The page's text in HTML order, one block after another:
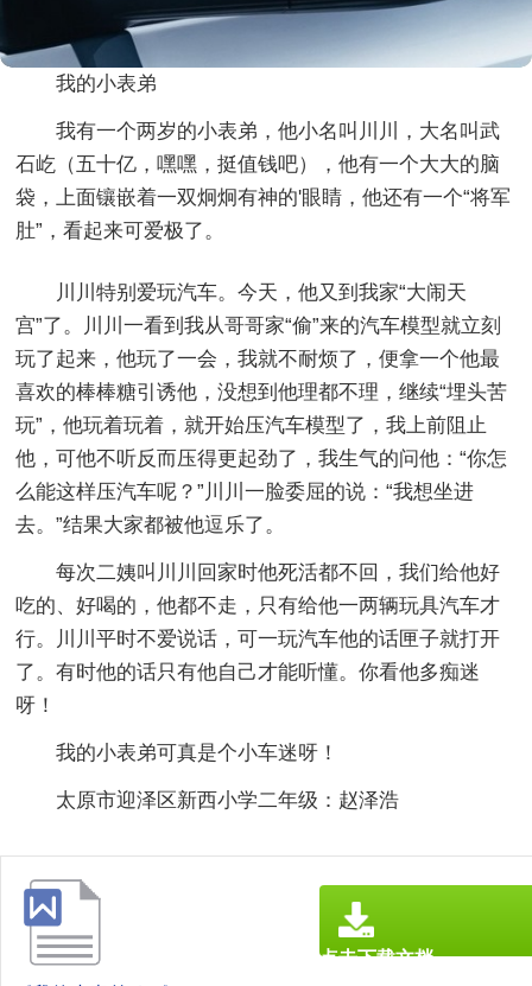
我的小表弟
我有一个两岁的小表弟，他小名叫川川，大名叫武
石屹（五十亿，嘿嘿，挺值钱吧），他有一个大大的脑
袋，上面镶嵌着一双炯炯有神的'眼睛，他还有一个“将军
肚”，看起来可爱极了。
川川特别爱玩汽车。今天，他又到我家“大闹天
宫”了。川川一看到我从哥哥家“偷”来的汽车模型就立刻
玩了起来，他玩了一会，我就不耐烦了，便拿一个他最
喜欢的棒棒糖引诱他，没想到他理都不理，继续“埋头苦
玩”，他玩着玩着，就开始压汽车模型了，我上前阻止
他，可他不听反而压得更起劲了，我生气的问他：“你怎
么能这样压汽车呢？”川川一脸委屈的说：“我想坐进
去。”结果大家都被他逗乐了。
每次二姨叫川川回家时他死活都不回，我们给他好
吃的、好喝的，他都不走，只有给他一两辆玩具汽车才
行。川川平时不爱说话，可一玩汽车他的话匣子就打开
了。有时他的话只有他自己才能听懂。你看他多痴迷
呀！
我的小表弟可真是个小车迷呀！
太原市迎泽区新西小学二年级：赵泽浩
点击下载文档